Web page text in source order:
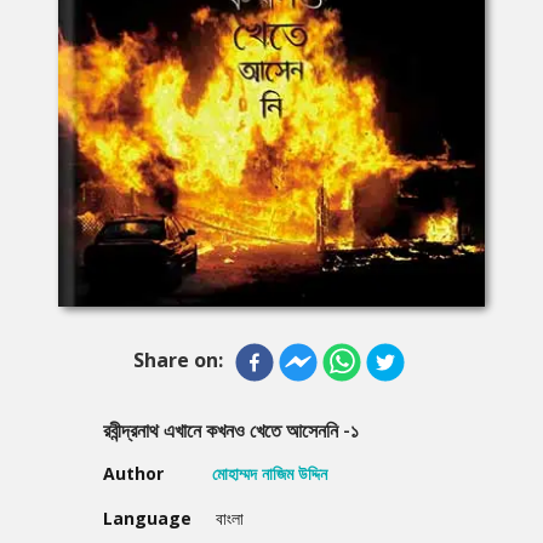
Share on:
রবীন্দ্রনাথ এখানে কখনও খেতে আসেননি -১
Author
মোহাম্মদ নাজিম উদ্দিন
Language
বাংলা